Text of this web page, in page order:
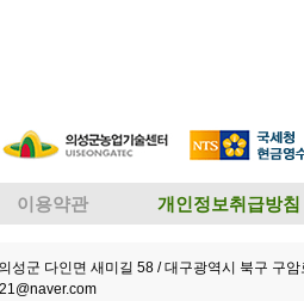
이용약관 개인정보취급방침
의성군 다인면 새미길 58 / 대구광역시 북구 구